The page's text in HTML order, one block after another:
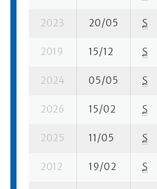
2023 20/05 S
2019 15/12 S
2024 05/05 S
2026 15/02 S
2025 11/05 S
2012 19/02 S